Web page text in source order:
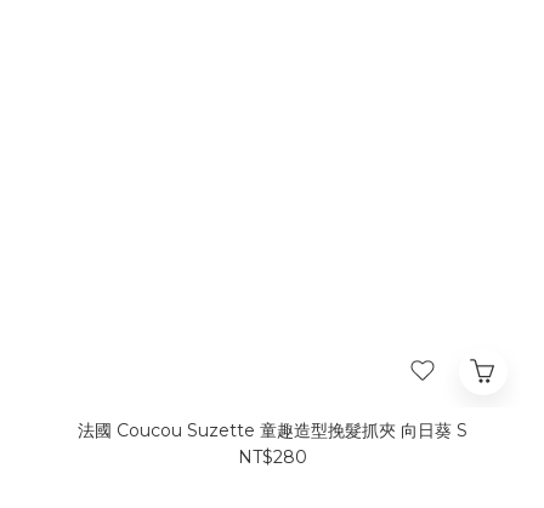
法國 Coucou Suzette 童趣造型挽髮抓夾 向日葵 S
NT$280